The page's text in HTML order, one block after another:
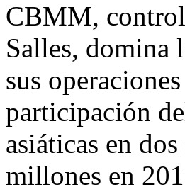
CBMM,
Salles, domina
sus
participación
asiáticas en
millones en